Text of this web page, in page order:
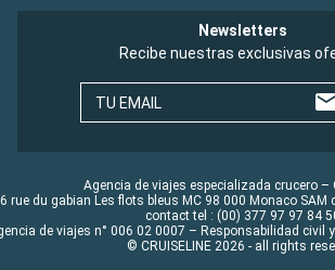
Newsletters
Recibe nuestras exclusivas
TU EMAIL
Agencia de viajes especializada crucero –
rue du gabian Les flots bleus MC 98 000 Monaco SAM
contact tel : (00) 377 97 97 84
de viajes n° 006 02 0007 – Responsabilidad civil
© CRUISELINE 2026 - all rights